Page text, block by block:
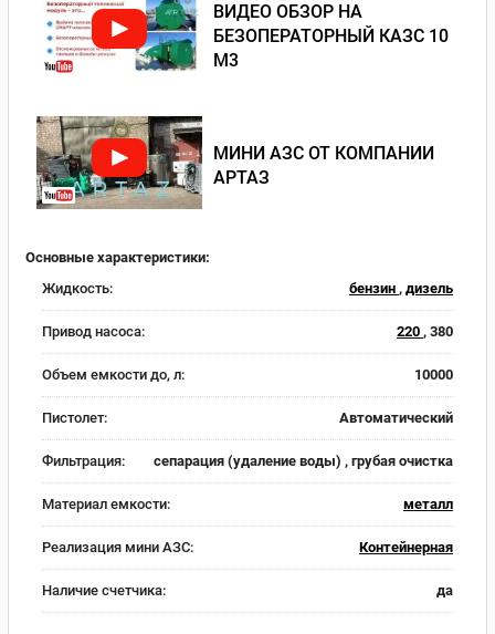
ВИДЕО ОБЗОР НА
БЕЗОПЕРАТОРНЫЙ КАЗС 10
М3
МИНИ АЗС ОТ КОМПАНИИ
АРТАЗ
Основные характеристики:
Жидкость:
бензин , дизель
Привод насоса: 220 , 380
Объем емкости до, л: 10000
Пистолет: Автоматический
Фильтрация: сепарация (удаление воды) , грубая очистка
Материал емкости: металл
Реализация мини АЗС: Контейнерная
Наличие счетчика: да